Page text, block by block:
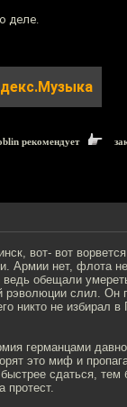
деле.
рекомендует
вот- вот
Армии нет, флота
обещали
слил. Он
никто не избирал
германцами
это миф и
сдаться, тем
протест.